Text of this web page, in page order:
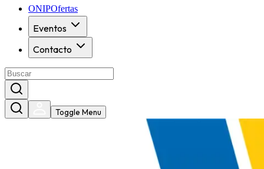
ONIPOfertas
Eventos
Contacto
Toggle Menu